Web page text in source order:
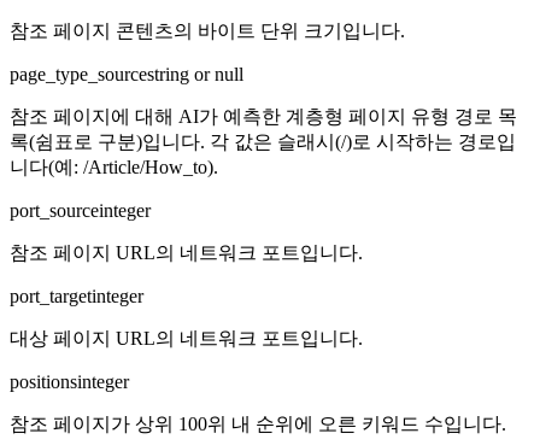
참조 페이지 콘텐츠의 바이트 단위 크기입니다.
page_type_sourcestring or null
참조 페이지에 대해 AI가 예측한 계층형 페이지 유형 경로 목
록(쉼표로 구분)입니다. 각 값은 슬래시(/)로 시작하는 경로입
니다(예: /Article/How_to).
port_sourceinteger
참조 페이지 URL의 네트워크 포트입니다.
port_targetinteger
대상 페이지 URL의 네트워크 포트입니다.
positionsinteger
참조 페이지가 상위 100위 내 순위에 오른 키워드 수입니다.